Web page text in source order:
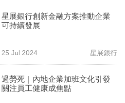
星展銀行創新金融方案推動企業
可持續發展
25 Jul 2024 星展銀行
過勞死｜內地企業加班文化引發
關注員工健康成焦點